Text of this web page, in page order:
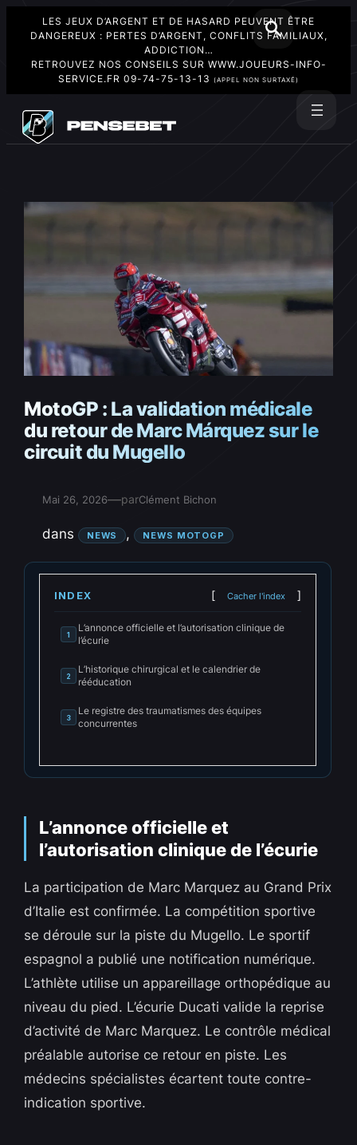
LES JEUX D’ARGENT ET DE HASARD PEUVENT ÊTRE
DANGEREUX : PERTES D’ARGENT, CONFLITS FAMILIAUX,
ADDICTION…
RETROUVEZ NOS CONSEILS SUR WWW.JOUEURS-INFO-
SERVICE.FR 09-74-75-13-13 (APPEL NON SURTAXÉ)
contenu
MotoGP : La validation médicale
du retour de Marc Márquez sur le
circuit du Mugello
Mai 26, 2026—parClément Bichon
dans NEWS , NEWS MOTOGP
INDEX Cacher l'index
1
L’annonce officielle et l’autorisation clinique de
l’écurie
2
L’historique chirurgical et le calendrier de
rééducation
3
Le registre des traumatismes des équipes
concurrentes
L’annonce officielle et
l’autorisation clinique de l’écurie
La participation de Marc Marquez au Grand Prix
d’Italie est confirmée. La compétition sportive
se déroule sur la piste du Mugello. Le sportif
espagnol a publié une notification numérique.
L’athlète utilise un appareillage orthopédique au
niveau du pied. L’écurie Ducati valide la reprise
d’activité de Marc Marquez. Le contrôle médical
préalable autorise ce retour en piste. Les
médecins spécialistes écartent toute contre-
indication sportive.